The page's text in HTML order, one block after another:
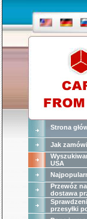
Strona
Jak
USA
Przewóz
dostawa
przesyłki